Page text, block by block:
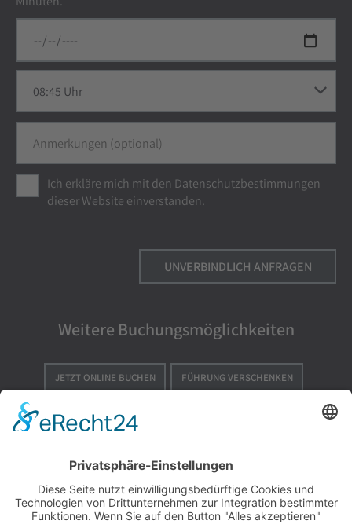
Ich erkläre mich mit den Datenschutzbestimmungen
dieser Website einverstanden.
Weitere Buchungsmöglichkeiten
JETZT ONLINE BUCHEN FÜHRUNG VERSCHENKEN
VOR ORT TICKETS KAUFEN